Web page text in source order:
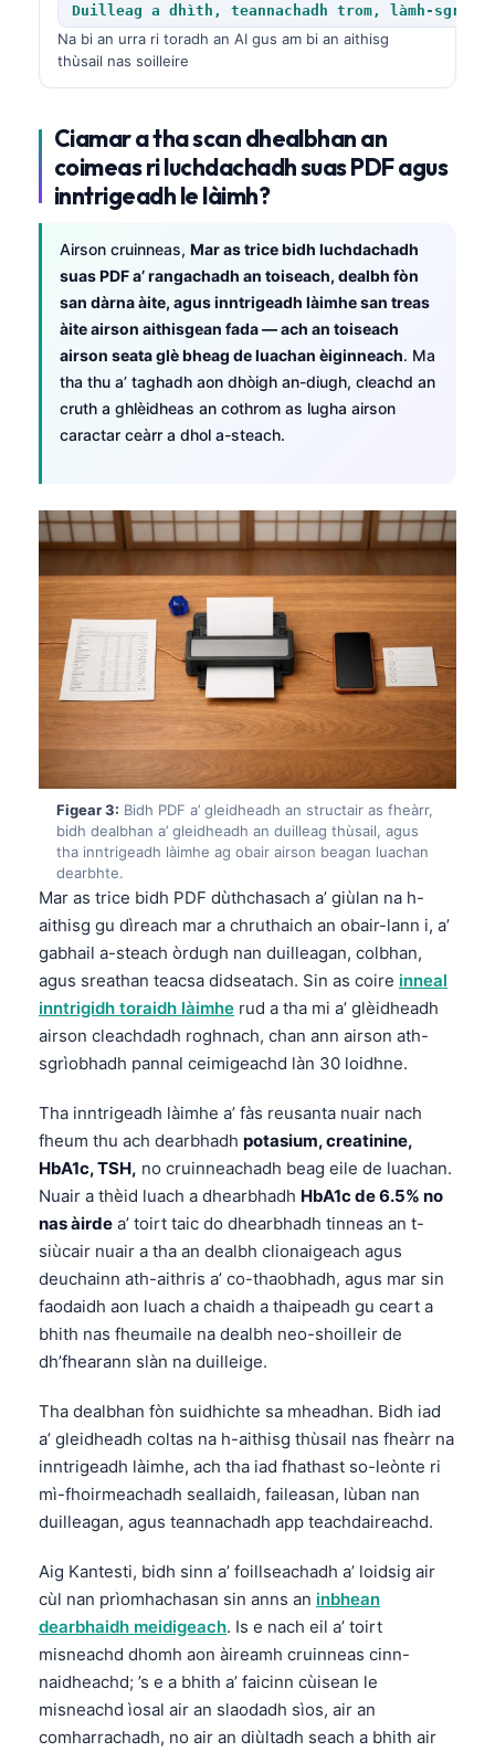
Duilleag a dhìth, teannachadh trom, làmh-
Na bi an urra ri toradh an AI gus am bi an aithisg
thùsail nas soilleire
Ciamar a tha scan dhealbhan an
coimeas ri luchdachadh suas PDF agus
inntrigeadh le làimh?
Airson cruinneas, Mar as trice bidh luchdachadh
suas PDF a’ rangachadh an toiseach, dealbh fòn
san dàrna àite, agus inntrigeadh làimhe san treas
àite airson aithisgean fada — ach an toiseach
airson seata glè bheag de luachan èiginneach. Ma
tha thu a’ taghadh aon dhòigh an-diugh, cleachd an
cruth a ghlèidheas an cothrom as lugha airson
caractar ceàrr a dhol a-steach.
Figear 3: Bidh PDF a’ gleidheadh an structair as fheàrr,
bidh dealbhan a’ gleidheadh an duilleag thùsail, agus
tha inntrigeadh làimhe ag obair airson beagan luachan
dearbhte.
Mar as trice bidh PDF dùthchasach a’ giùlan na h-
aithisg gu dìreach mar a chruthaich an obair-lann i, a’
gabhail a-steach òrdugh nan duilleagan, colbhan,
agus sreathan teacsa didseatach. Sin as coire inneal
inntrigidh toraidh làimhe rud a tha mi a’ glèidheadh
airson cleachdadh roghnach, chan ann airson ath-
sgrìobhadh pannal ceimigeachd làn 30 loidhne.
Tha inntrigeadh làimhe a’ fàs reusanta nuair nach
fheum thu ach dearbhadh potasium, creatinine,
HbA1c, TSH, no cruinneachadh beag eile de luachan.
Nuair a thèid luach a dhearbhadh HbA1c de 6.5% no
nas àirde a’ toirt taic do dhearbhadh tinneas an t-
siùcair nuair a tha an dealbh clionaigeach agus
deuchainn ath-aithris a’ co-thaobhadh, agus mar sin
faodaidh aon luach a chaidh a thaipeadh gu ceart a
bhith nas fheumaile na dealbh neo-shoilleir de
dh’fhearann slàn na duilleige.
Tha dealbhan fòn suidhichte sa mheadhan. Bidh iad
a’ gleidheadh coltas na h-aithisg thùsail nas fheàrr na
inntrigeadh làimhe, ach tha iad fhathast so-leònte ri
mì-fhoirmeachadh seallaidh, faileasan, lùban nan
duilleagan, agus teannachadh app teachdaireachd.
Aig Kantesti, bidh sinn a’ foillseachadh a’ loidsig air
cùl nan prìomhachasan sin anns an inbhean
dearbhaidh meidigeach. Is e nach eil a’ toirt
misneachd dhomh aon àireamh cruinneas cinn-
naidheachd; ’s e a bhith a’ faicinn cùisean le
misneachd ìosal air an slaodadh sìos, air an
comharrachadh, no air an diùltadh seach a bhith air